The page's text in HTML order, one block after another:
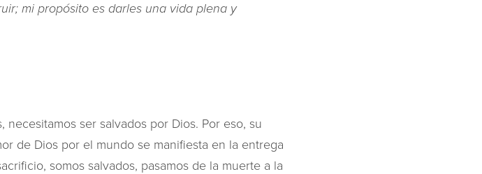
mi propósito es darles una vida plena y
ser salvados por Dios. Por eso, su
de Dios por el mundo se manifiesta en la entrega
somos salvados, pasamos de la muerte a la